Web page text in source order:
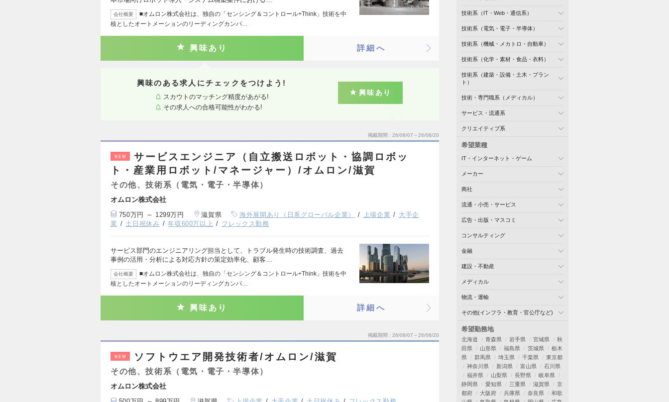
会社概要
■オムロン株式会社は、独自の「センシング＆コントロール+Think」技術を中
核としたオートメーションのリーディングカンパ…
興味あり 詳細へ
興味のある求人にチェックをつけよう!
スカウトのマッチング精度があがる!
その求人への合格可能性がわかる!
興味あり
掲載期間 26/08/07～26/08/20
NEW
サービスエンジニア（自立搬送ロボット・協調ロボッ
ト・産業用ロボット/マネージャー）/オムロン/滋賀
その他、技術系（電気・電子・半導体）
オムロン株式会社
750万円 ～ 1299万円 滋賀県 海外展開あり（日系グローバル企業） 上場企業
大手企
業
土日祝休み 年収600万以上 フレックス勤務
サービス部門のエンジニアリング担当として、トラブル発生時の技術調査、過去
事例の活用・分析による対応方針の策定効率化、顧客…
会社概要
■オムロン株式会社は、独自の「センシング＆コントロール+Think」技術を中
核としたオートメーションのリーディングカンパ…
興味あり 詳細へ
掲載期間 26/08/07～26/08/20
NEW ソフトウエア開発技術者/オムロン/滋賀
その他、技術系（電気・電子・半導体）
オムロン株式会社
技術系（IT・Web・通信系）
技術系（電気・電子・半導体）
技術系（機械・メカトロ・自動車）
技術系（化学・素材・食品・衣料）
技術系（建築・設備・土木・プラン
ト）
技術・専門職系（メディカル）
サービス・流通系
クリエイティブ系
希望業種
IT・インターネット・ゲーム
メーカー
商社
流通・小売・サービス
広告・出版・マスコミ
コンサルティング
金融
建設・不動産
メディカル
物流・運輸
その他(インフラ・教育・官公庁など)
希望勤務地
北海道 青森県 岩手県 宮城県
秋
田県
山形県 福島県 茨城県
栃木
県
群馬県 埼玉県 千葉県
東京都
神奈川県
新潟県 富山県
石川県
福井県
山梨県 長野県
岐阜県
静岡県
愛知県 三重県 滋賀県
京
都府
大阪府 兵庫県 奈良県
和歌